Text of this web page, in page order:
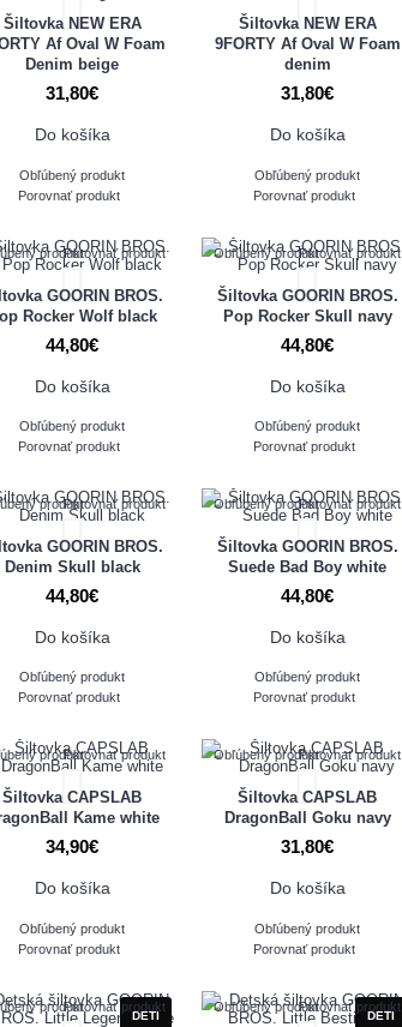
Šiltovka NEW ERA
Af Oval W Foam
Denim beige
31,80€
Do košíka
Obľúbený produkt
Porovnať produkt
Šiltovka NEW ERA
9FORTY Af Oval W Foam
denim
31,80€
Do košíka
Obľúbený produkt
Porovnať produkt
produktPorovnať produkt
GOORIN BROS.
Rocker Wolf black
44,80€
Do košíka
Obľúbený produkt
Porovnať produkt
Obľúbený produktPorovnať produkt
Šiltovka GOORIN BROS.
Pop Rocker Skull navy
44,80€
Do košíka
Obľúbený produkt
Porovnať produkt
produktPorovnať produkt
GOORIN BROS.
Denim Skull black
44,80€
Do košíka
Obľúbený produkt
Porovnať produkt
Obľúbený produktPorovnať produkt
Šiltovka GOORIN BROS.
Suede Bad Boy white
44,80€
Do košíka
Obľúbený produkt
Porovnať produkt
produktPorovnať produkt
Šiltovka CAPSLAB
Kame white
34,90€
Do košíka
Obľúbený produkt
Porovnať produkt
Obľúbený produktPorovnať produkt
Šiltovka CAPSLAB
DragonBall Goku navy
31,80€
Do košíka
Obľúbený produkt
Porovnať produkt
DETI
produktPorovnať produkt
DETI
Obľúbený produktPorovnať produkt